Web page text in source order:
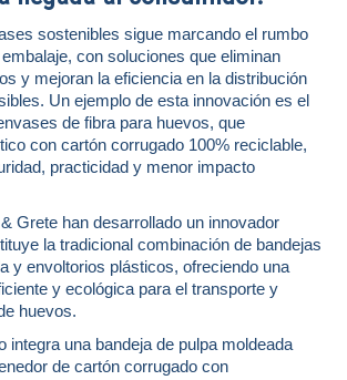
sostenibles sigue marcando el rumbo
con soluciones que eliminan
y mejoran la eficiencia en la distribución
Un ejemplo de esta innovación es el
de fibra para huevos, que
con cartón corrugado 100% reciclable,
practicidad y menor impacto
Grete han desarrollado un innovador
la tradicional combinación de bandejas
y envoltorios plásticos, ofreciendo una
y ecológica para el transporte y
huevos.
integra una bandeja de pulpa moldeada
de cartón corrugado con